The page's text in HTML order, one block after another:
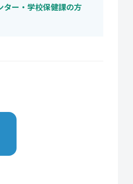
ター・学校保健課の方